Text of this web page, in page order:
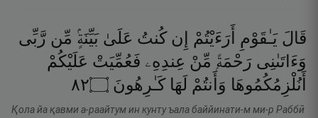
قَالَ يَـٰقَوْمِ أَرَءَيْتُمْ إِن كُنتُ عَلَىٰ بَيِّنَةٍۢ مِّن رَّبِّى
وَءَاتَىٰنِى رَحْمَةًۭ مِّنْ عِندِهِۦ فَعُمِّيَتْ عَلَيْكُمْ
أَنُلْزِمُكُمُوهَا وَأَنتُمْ لَهَا كَـٰرِهُونَ ۝٢٨
Қола йа қавми а-раайтум ин кунту ъала баййинати-м ми-р Раббӣ